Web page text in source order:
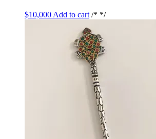
$10,000 Add to cart /* */